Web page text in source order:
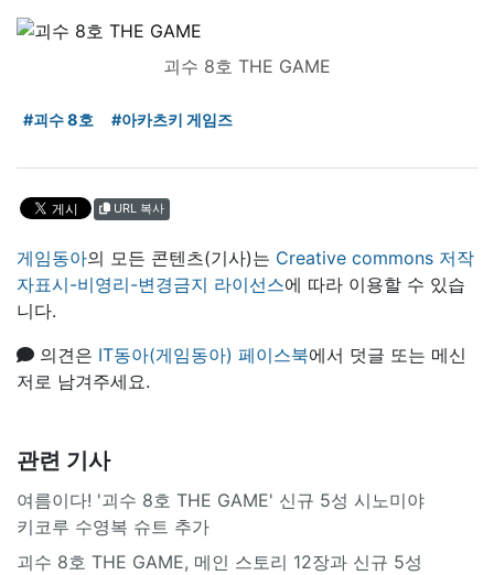
괴수 8호 THE GAME
#괴수 8호 #아카츠키 게임즈
URL 복사
게임동아의 모든 콘텐츠(기사)는 Creative commons 저작
자표시-비영리-변경금지 라이선스에 따라 이용할 수 있습
니다.
의견은 IT동아(게임동아) 페이스북에서 덧글 또는 메신
저로 남겨주세요.
관련 기사
여름이다! '괴수 8호 THE GAME' 신규 5성 시노미야
키코루 수영복 슈트 추가
괴수 8호 THE GAME, 메인 스토리 12장과 신규 5성